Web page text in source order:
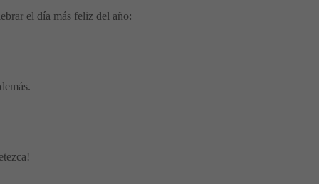
el día más feliz del año: